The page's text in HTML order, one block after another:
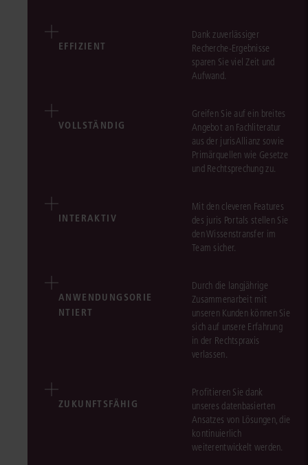
EFFIZIENT
Dank zuverlässiger
Recherche-Ergebnisse
sparen Sie viel Zeit und
Aufwand.
VOLLSTÄNDIG
Greifen Sie auf ein breites
Angebot an Fachliteratur
aus der jurisAllianz sowie
Primärquellen wie Gesetze
und Rechtsprechung zu.
INTERAKTIV
Mit den cleveren Features
des juris Portals stellen Sie
den Wissenstransfer im
Team sicher.
ANWENDUNGSORIE
NTIERT
Durch die langjährige
Zusammenarbeit mit
unseren Kunden können Sie
sich auf unsere Erfahrung
in der Rechtspraxis
verlassen.
ZUKUNFTSFÄHIG
Profitieren Sie dank
unseres datenbasierten
Ansatzes von Lösungen, die
kontinuierlich
weiterentwickelt werden.